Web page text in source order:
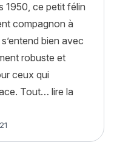
1950, ce petit félin
compagnon à
bien avec
robuste et
ceux qui
Tout… lire la